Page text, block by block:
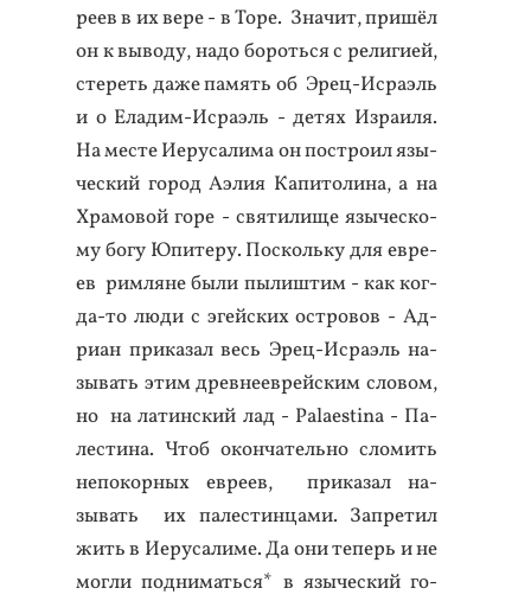
ре­ев в их ве­ре - в То­ре. Зна­чит, при­шёл
он к вы­воду, на­до бо­роть­ся с ре­лиги­ей,
сте­реть да­же па­мять об Эрец-Ис­ра­эль
и о Ела­дим-Ис­ра­эль - де­тях Из­ра­иля.
На мес­те И­еру­сали­ма он пос­тро­ил язы­
чес­кий го­род А­элия Ка­пито­лина, а на
Хра­мовой го­ре - свя­тили­ще язы­чес­ко­
му бо­гу Юпи­теру. Пос­коль­ку для ев­ре­
ев рим­ля­не бы­ли пы­лиш­тим - как ког­
да-то лю­ди с эгей­ских ос­тро­вов - Ад­
ри­ан при­казал весь Эрец-Ис­ра­эль на­
зывать этим древ­не­ев­рей­ским сло­вом,
но на ла­тин­ский лад - Palaestina - Па­
лес­ти­на. Чтоб окон­ча­тель­но сло­мить
не­покор­ных ев­ре­ев, при­казал на­
зывать их па­лес­тинца­ми. Зап­ре­тил
жить в И­еру­сали­ме. Да они те­перь и не
мог­ли под­ни­мать­ся* в язы­чес­кий го­